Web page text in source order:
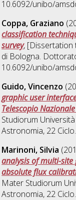
10.6092/unibo/
Coppa, Graziano
classification
survey, [Dissertation
di Bologna.
10.6092/unibo/
Guido, Vincenzo
graphic user
Telescopio
Studiorum
Astronomia, 22
Marinoni, Silvia
analysis of multi-
absolute flux
Mater Studiorum
Astronomia, 22